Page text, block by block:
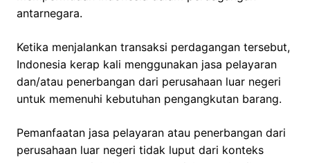
antarnegara.
Ketika menjalankan transaksi perdagangan tersebut,
Indonesia kerap kali menggunakan jasa pelayaran
dan/atau penerbangan dari perusahaan luar negeri
untuk memenuhi kebutuhan pengangkutan barang.
Pemanfaatan jasa pelayaran atau penerbangan dari
perusahaan luar negeri tidak luput dari konteks